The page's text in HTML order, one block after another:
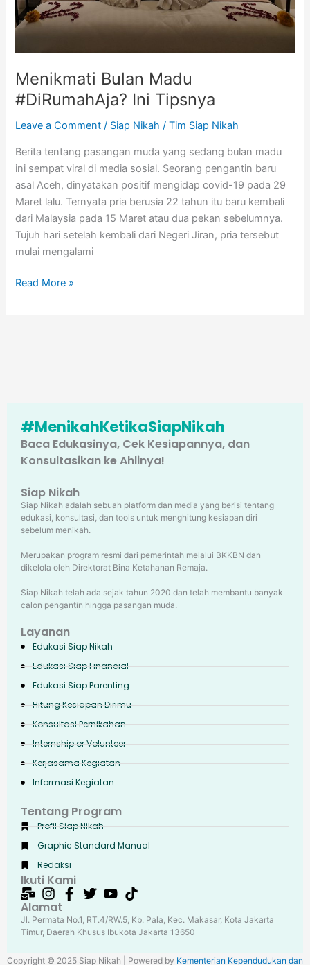
Menikmati Bulan Madu
#DiRumahAja? Ini Tipsnya
Leave a Comment / Siap Nikah /Tim Siap Nikah
Berita tentang pasangan muda yang sedang bulan madu
ini sempat viral di media sosial. Seorang pengantin baru
asal Aceh, dinyatakan positif mengidap covid-19 pada 29
Maret lalu. Ternyata pria berusia 22 tahun itu baru kembali
dari Malaysia pada 15 Maret atau dua pekan sebelumnya.
Tujuh hari setelah kembali dari Negeri Jiran, pria tersebut
mulai mengalami
Read More »
#MenikahKetikaSiapNikah
Baca Edukasinya, Cek Kesiapannya, dan
Konsultasikan ke Ahlinya!
Siap Nikah
Siap Nikah adalah sebuah platform dan media yang berisi tentang
edukasi, konsultasi, dan tools untuk menghitung kesiapan diri
sebelum menikah.
Merupakan program resmi dari pemerintah melalui BKKBN dan
dikelola oleh Direktorat Bina Ketahanan Remaja.
Siap Nikah telah ada sejak tahun 2020 dan telah membantu banyak
calon pengantin hingga pasangan muda.
Layanan
Edukasi Siap Nikah
Edukasi Siap Financial
Edukasi Siap Parenting
Hitung Kesiapan Dirimu
Konsultasi Pernikahan
Internship or Volunteer
Kerjasama Kegiatan
Informasi Kegiatan
Tentang Program
Profil Siap Nikah
Graphic Standard Manual
Redaksi
Ikuti Kami
Alamat
Jl. Permata No.1, RT.4/RW.5, Kb. Pala, Kec. Makasar, Kota Jakarta
Timur, Daerah Khusus Ibukota Jakarta 13650
Copyright © 2025 Siap Nikah | Powered by Kementerian Kependudukan dan